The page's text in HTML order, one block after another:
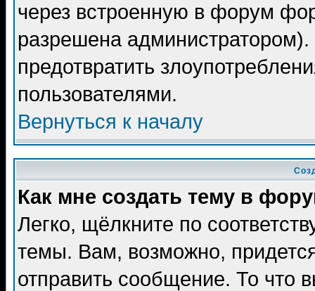
через встроенную в форум
разрешена
предотвратить
пользователями.
Вернуться к началу
Как мне создать тему в
Легко, щёлкните по
темы. Вам, возможно,
отправить сообщение. То что